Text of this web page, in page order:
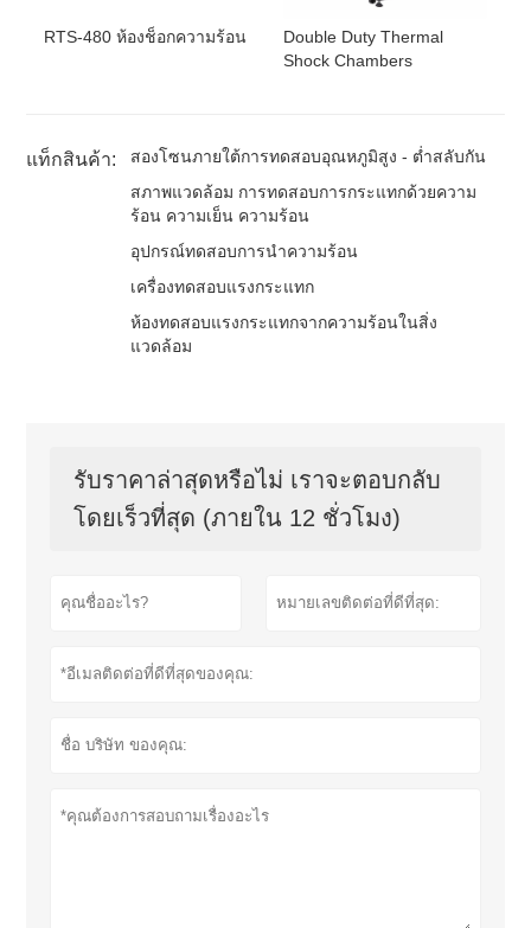
RTS-480 ห้องช็อกความร้อน
Double Duty Thermal
Shock Chambers
แท็กสินค้า:
สองโซนภายใต้การทดสอบอุณหภูมิสูง - ต่ำสลับกัน
สภาพแวดล้อม การทดสอบการกระแทกด้วยความ
ร้อน ความเย็น ความร้อน
อุปกรณ์ทดสอบการนำความร้อน
เครื่องทดสอบแรงกระแทก
ห้องทดสอบแรงกระแทกจากความร้อนในสิ่ง
แวดล้อม
รับราคาล่าสุดหรือไม่ เราจะตอบกลับ
โดยเร็วที่สุด (ภายใน 12 ชั่วโมง)